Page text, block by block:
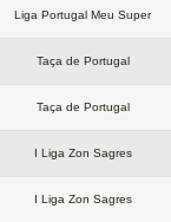
Liga Portugal Meu Super
Taça de Portugal
Taça de Portugal
I Liga Zon Sagres
I Liga Zon Sagres